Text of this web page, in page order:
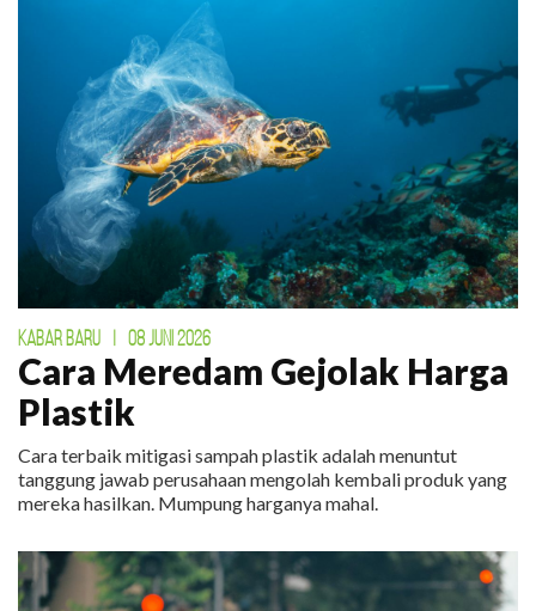
KABAR BARU | 08 JUNI 2026
Cara Meredam Gejolak Harga
Plastik
Cara terbaik mitigasi sampah plastik adalah menuntut
tanggung jawab perusahaan mengolah kembali produk yang
mereka hasilkan. Mumpung harganya mahal.